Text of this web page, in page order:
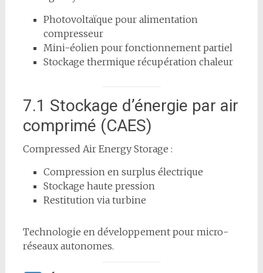
Photovoltaïque pour alimentation
compresseur
Mini-éolien pour fonctionnement partiel
Stockage thermique récupération chaleur
7.1 Stockage d’énergie par air
comprimé (CAES)
Compressed Air Energy Storage :
Compression en surplus électrique
Stockage haute pression
Restitution via turbine
Technologie en développement pour micro-
réseaux autonomes.